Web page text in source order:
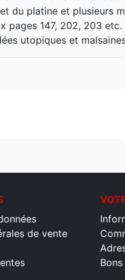
du platine et plusieurs
pages 147, 202, 203
utopiques et
de vente